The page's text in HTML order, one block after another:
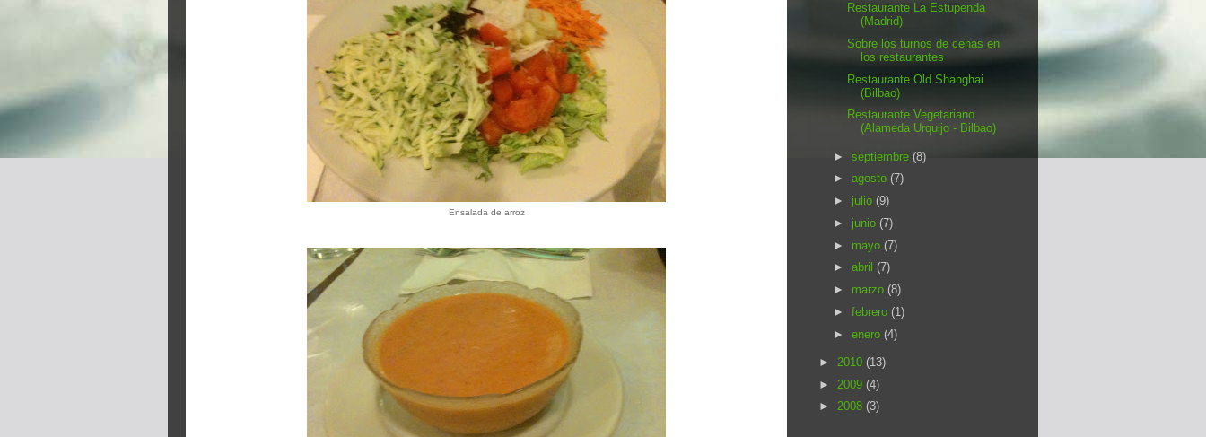
Ensalada de arroz
Restaurante La Estupenda
(Madrid)
Sobre los turnos de cenas en
los restaurantes
Restaurante Old Shanghai
(Bilbao)
Restaurante Vegetariano
(Alameda Urquijo - Bilbao)
► septiembre (8)
► agosto (7)
► julio (9)
► junio (7)
► mayo (7)
► abril (7)
► marzo (8)
► febrero (1)
► enero (4)
► 2010 (13)
► 2009 (4)
► 2008 (3)